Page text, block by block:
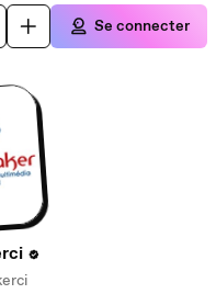
Se connecter